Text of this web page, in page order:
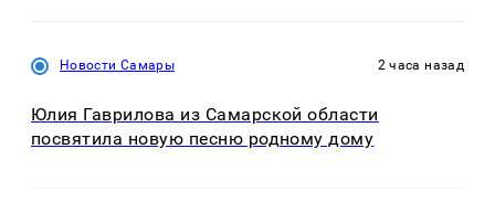
Новости Самары 2 часа назад
Юлия Гаврилова из Самарской области
посвятила новую песню родному дому